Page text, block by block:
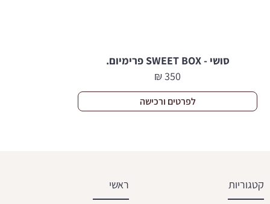
סושי - SWEET BOX פרימיום.
350
₪
לפרטים ורכישה
קטגוריות ראשי